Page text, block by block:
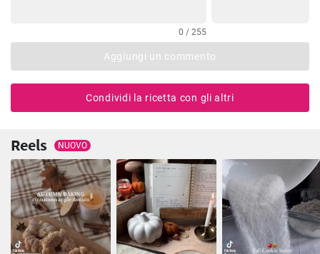
0 / 255
Aggiungi un commento
Condividi la ricetta con gli altri
Reels NUOVO